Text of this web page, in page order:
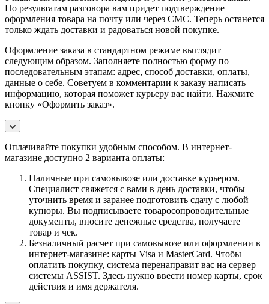
По результатам разговора вам придет подтверждение
оформления товара на почту или через СМС. Теперь останется
только ждать доставки и радоваться новой покупке.
Оформление заказа в стандартном режиме выглядит
следующим образом. Заполняете полностью форму по
последовательным этапам: адрес, способ доставки, оплаты,
данные о себе. Советуем в комментарии к заказу написать
информацию, которая поможет курьеру вас найти. Нажмите
кнопку «Оформить заказ».
Оплачивайте покупки удобным способом. В интернет-
магазине доступно 2 варианта оплаты:
Наличные при самовывозе или доставке курьером.
Специалист свяжется с вами в день доставки, чтобы
уточнить время и заранее подготовить сдачу с любой
купюры. Вы подписываете товаросопроводительные
документы, вносите денежные средства, получаете
товар и чек.
Безналичный расчет при самовывозе или оформлении в
интернет-магазине: карты Visa и MasterCard. Чтобы
оплатить покупку, система перенаправит вас на сервер
системы ASSIST. Здесь нужно ввести номер карты, срок
действия и имя держателя.